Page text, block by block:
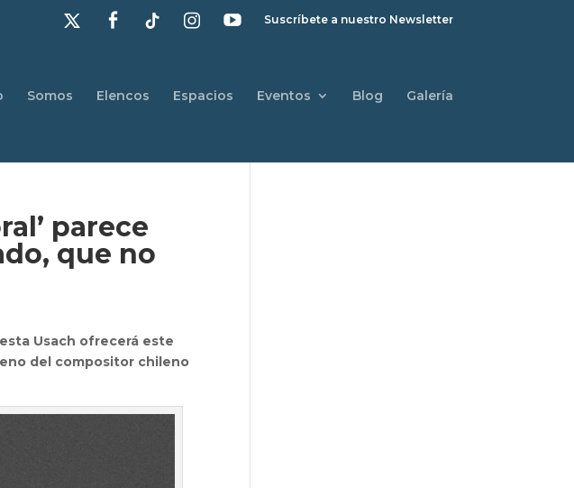
Suscríbete a nuestro Newsletter
Somos Elencos Espacios Eventos Blog Galería
parece
que no
Usach ofrecerá este
del compositor chileno